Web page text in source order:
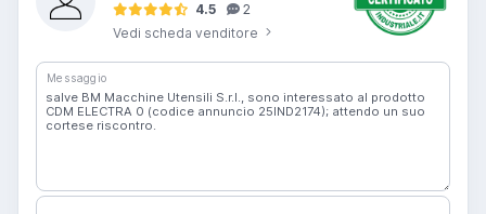
4.5
2
Vedi scheda venditore
Messaggio